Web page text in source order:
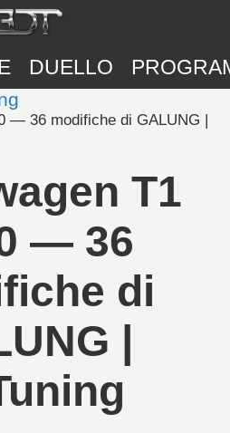
DUELLO
— 36 modifiche di GALUNG |
T1
— 36
di
|